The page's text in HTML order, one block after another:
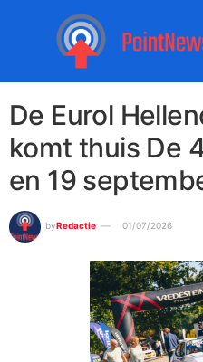
De Eurol
komt thuis De
en 19
byRedactie 01/07/2026